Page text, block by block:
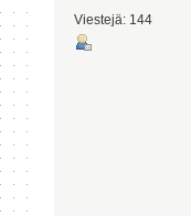
Viestejä: 144